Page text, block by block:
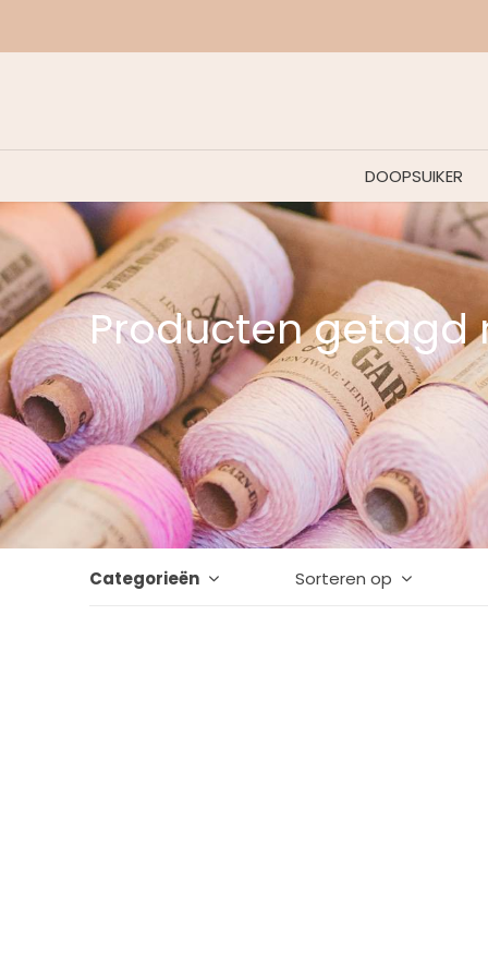
DOOPSUIKER
Producten getagd
Categorieën Sorteren op